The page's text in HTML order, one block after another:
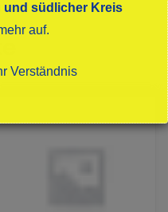
und südlicher Kreis
auf.
Verständnis
14Sekunden